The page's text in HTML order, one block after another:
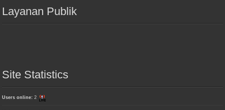
Layanan Publik
Site Statistics
Users online:2